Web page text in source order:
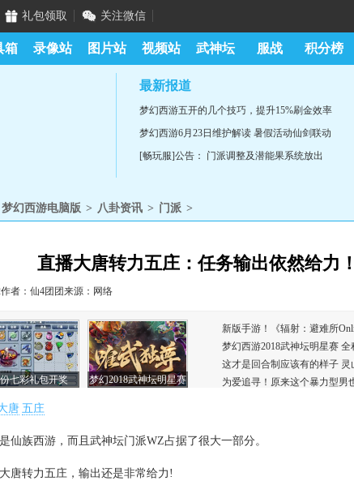
礼包领取 关注微信
箱 录像站 图片站 视频站 武神坛 服战 积分榜
最新报道
梦幻西游五开的几个技巧，提升15%刷金效率
梦幻西游6月23日维护解读 暑假活动仙剑联动
[畅玩服]公告： 门派调整及潜能果系统放出
梦幻西游电脑版 > 八卦资讯 > 门派 >
直播大唐转力五庄：任务输出依然给力！
作者：仙4团团来源：网络
唐 五庄
族西游，而且武神坛门派WZ占据了很大一部分。
转力五庄，输出还是非常给力!